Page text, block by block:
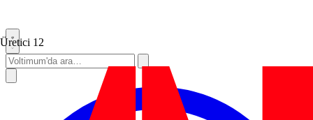
Üretici 12